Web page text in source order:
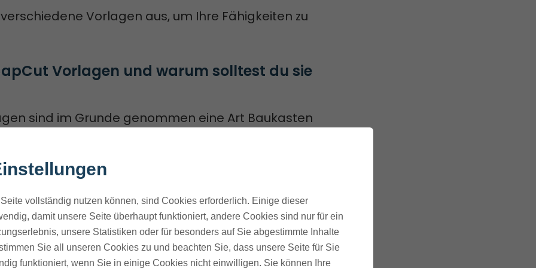
Vorlagen aus, um Ihre Fähigkeiten zu
Vorlagen und warum solltest du sie
sind im Grunde genommen eine Art Baukasten
bereits arrangierte Clips, Texte, Musik, Übergänge
Du musst nicht bei Null anfangen.
vollständig nutzen können, sind Cookies erforderlich. Einige dieser
damit unsere Seite überhaupt funktioniert, andere Cookies sind nur für ein
unsere Statistiken oder für besonders auf Sie abgestimmte Inhalte
Sie all unseren Cookies zu und beachten Sie, dass unsere Seite für Sie
funktioniert, wenn Sie in einige Cookies nicht einwilligen. Sie können Ihre